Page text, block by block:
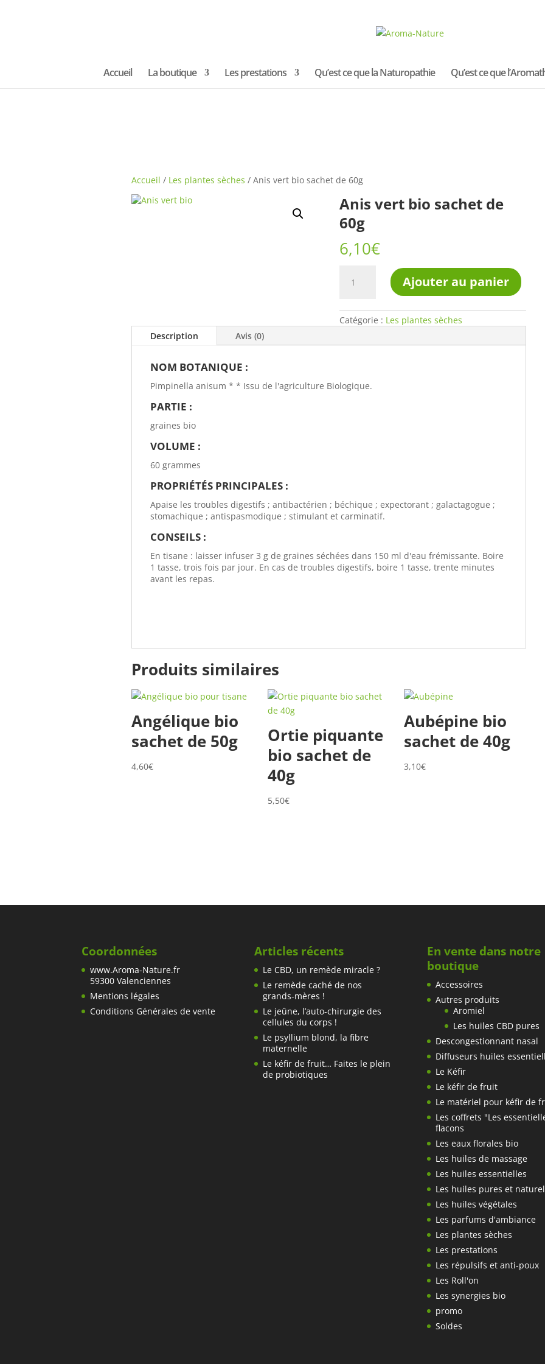
Accueil La boutique Les prestations Qu’est ce que la Naturopathie Qu’est ce que
Accueil / Les plantes sèches / Anis vert bio sachet de 60g
Anis vert bio sachet de
60g
6,10€
bio
sachet
Ajouter au panier
Catégorie : Les plantes sèches
Description
Avis (0)
NOM BOTANIQUE :
Pimpinella anisum * * Issu de l'agriculture Biologique.
PARTIE :
graines bio
VOLUME :
60 grammes
PROPRIÉTÉS PRINCIPALES :
Apaise les troubles digestifs ; antibactérien ; béchique ; expectorant ; galactagogue ;
stomachique ; antispasmodique ; stimulant et carminatif.
CONSEILS :
En tisane : laisser infuser 3 g de graines séchées dans 150 ml d'eau frémissante. Boire
1 tasse, trois fois par jour. En cas de troubles digestifs, boire 1 tasse, trente minutes
avant les repas.
Produits similaires
Angélique bio
sachet de 50g
4,60€
Ortie piquante
bio sachet de
40g
5,50€
Aubépine bio
sachet de 40g
3,10€
Coordonnées
www.Aroma-Nature.fr
59300 Valenciennes
Mentions légales
Conditions Générales de vente
Articles récents
Le CBD, un remède miracle ?
Le remède caché de nos
grands-mères !
Le jeûne, l’auto-chirurgie des
cellules du corps !
Le psyllium blond, la fibre
maternelle
Le kéfir de fruit… Faites le plein
de probiotiques
En vente dans notre
boutique
Accessoires
Autres produits
Aromiel
Les huiles CBD pures
Descongestionnant nasal
Diffuseurs huiles
Le Kéfir
Le kéfir de fruit
Le matériel pour kéfir de
Les coffrets "Les
flacons
Les eaux florales bio
Les huiles de massage
Les huiles essentielles
Les huiles pures et
Les huiles végétales
Les parfums d'ambiance
Les plantes sèches
Les prestations
Les répulsifs et anti-poux
Les Roll'on
Les synergies bio
promo
Soldes